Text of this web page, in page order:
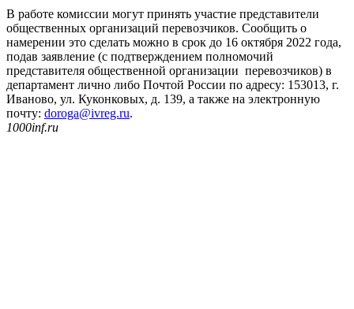
В работе комиссии могут принять участие представители
общественных организаций перевозчиков. Сообщить о
намерении это сделать можно в срок до 16 октября 2022 года,
подав заявление (с подтверждением полномочий
представителя общественной организации перевозчиков) в
департамент лично либо Почтой России по адресу: 153013, г.
Иваново, ул. Куконковых, д. 139, а также на электронную
почту: doroga@ivreg.ru.
1000inf.ru